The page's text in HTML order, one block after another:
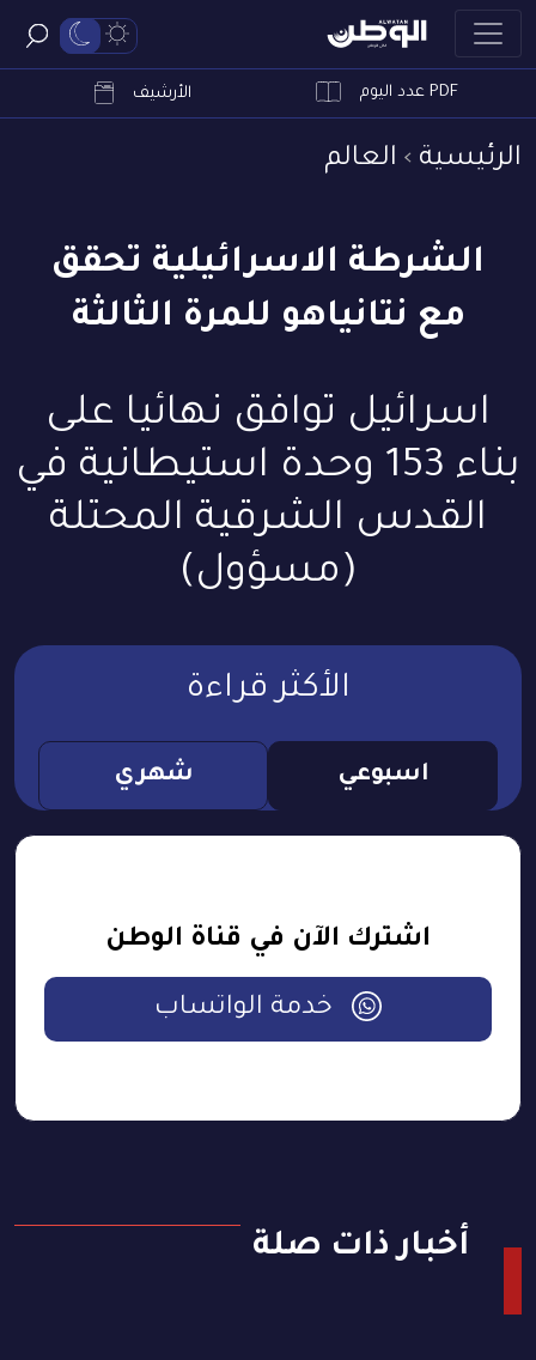
PDF عدد اليوم الأرشيف
الرئيسية العالم
الشرطة الاسرائيلية تحقق
مع نتانياهو للمرة الثالثة
اسرائيل توافق نهائيا على
بناء 153 وحدة استيطانية في
القدس الشرقية المحتلة
(مسؤول)
الأكثر قراءة
اسبوعي شهري
اشترك الآن في قناة الوطن
خدمة الواتساب
أخبار ذات صلة